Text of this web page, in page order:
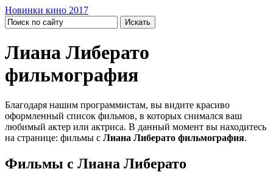
Новинки кино 2017
Лиана Либерато
фильмография
Благодаря нашим программистам, вы видите красиво
оформленный список фильмов, в которых снимался ваш
любимый актер или актриса. В данный момент вы находитесь
на странице: фильмы с Лиана Либерато фильмография.
Фильмы с Лиана Либерато